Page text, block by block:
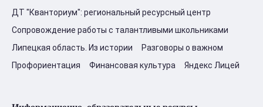
ДТ "Кванториум": региональный ресурсный центр
Сопровождение работы с талантливыми школьниками
Липецкая область. Из истории
Разговоры о важном
Профориентация
Финансовая культура Яндекс Лицей